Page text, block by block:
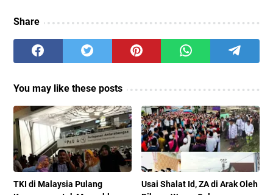
Share
You may like these posts
TKI di Malaysia Pulang
Usai Shalat Id, ZA di Arak Oleh